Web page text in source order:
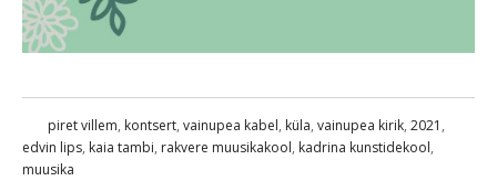
piret villem, kontsert, vainupea kabel, küla, vainupea kirik, 2021,
edvin lips, kaia tambi, rakvere muusikakool, kadrina kunstidekool,
muusika